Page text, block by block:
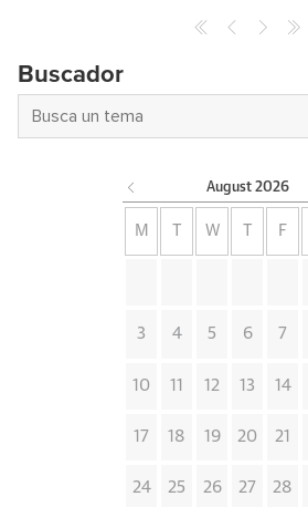
Buscador
August 2026
M W F
3 4 5 6 7
10 11 12 13 14
17 18 19 20 21
24 25 26 27 28